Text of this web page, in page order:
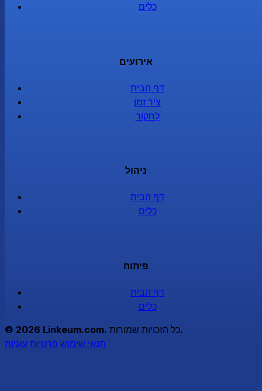
כלים
אירועים
דף הבית
ציר זמן
לַחקוֹר
ניהול
דף הבית
כלים
פיתוח
דף הבית
כלים
© 2026 Linkeum.com. כל הזכויות שמורות.
תנאי שימוש פרטיות עוגיות